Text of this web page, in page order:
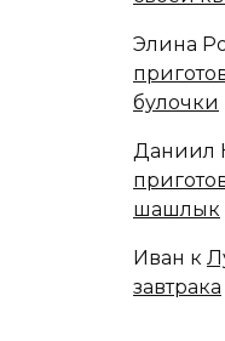
Элина
булочки
Даниил
шашлык
Иван к
завтрака